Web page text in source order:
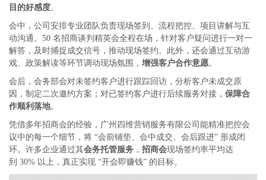
目的好感度。
会中，公司安排专业团队负责现场签到、流程把控、项目讲解与互
动沟通。 50 名招商谈判精英会全程在场，针对客户疑问进行一对一
解答，及时捕捉成交信号，推动现场签约。此外，还会通过互动游
戏、政策解读等环节调动现场氛围， 增强客户合作意愿。
会后，会务部会对未签约客户进行跟踪回访，分析客户未成交原
因，制定二次邀约方案；对已签约客户进行后续服务对接， 保障合
作顺利落地。
凭借多年招商会的经验，广州四维营销服务有限公司能精准把控会
议中的每一个细节，将 “会前铺垫、会中成交、会后跟进” 形成闭
环。许多企业通过其会务托管服务 ， 招商会现场签约率平均达
到 30% 以上，真正实现 “开会即赚钱” 的目标。